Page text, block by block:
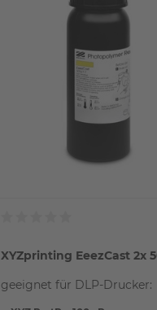
XYZprinting EeezCast 2x
geeignet für DLP-Drucker: